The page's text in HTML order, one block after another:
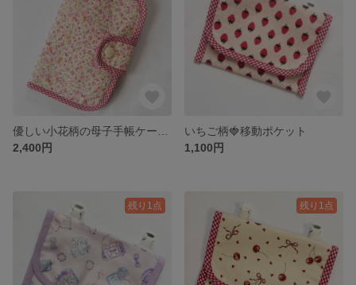
2,400円
いちご柄🍓移動ポケット
1,100円
残り1点 残り1点